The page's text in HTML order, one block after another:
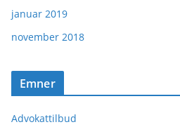
januar 2019
november 2018
Emner
Advokattilbud